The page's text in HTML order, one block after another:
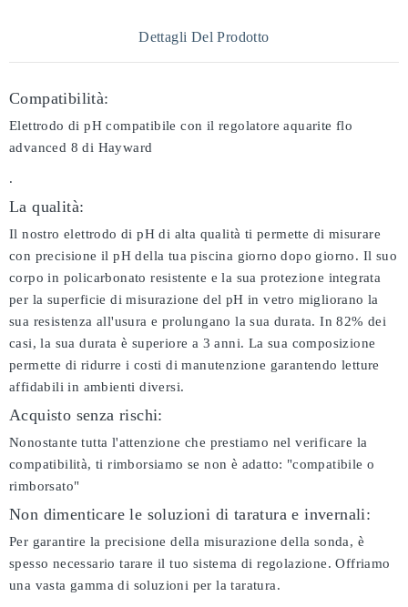
Dettagli Del Prodotto
Compatibilità:
Elettrodo di pH compatibile con il regolatore aquarite flo
advanced 8 di Hayward
.
La qualità:
Il nostro elettrodo di pH di alta qualità ti permette di misurare
con precisione il pH della tua piscina giorno dopo giorno. Il suo
corpo in policarbonato resistente e la sua protezione integrata
per la superficie di misurazione del pH in vetro migliorano la
sua resistenza all'usura e prolungano la sua durata. In 82% dei
casi, la sua durata è superiore a 3 anni. La sua composizione
permette di ridurre i costi di manutenzione garantendo letture
affidabili in ambienti diversi.
Acquisto senza rischi:
Nonostante tutta l'attenzione che prestiamo nel verificare la
compatibilità, ti rimborsiamo se non è adatto: "compatibile o
rimborsato"
Non dimenticare le soluzioni di taratura e invernali:
Per garantire la precisione della misurazione della sonda, è
spesso necessario tarare il tuo sistema di regolazione. Offriamo
una vasta gamma di soluzioni per la taratura.